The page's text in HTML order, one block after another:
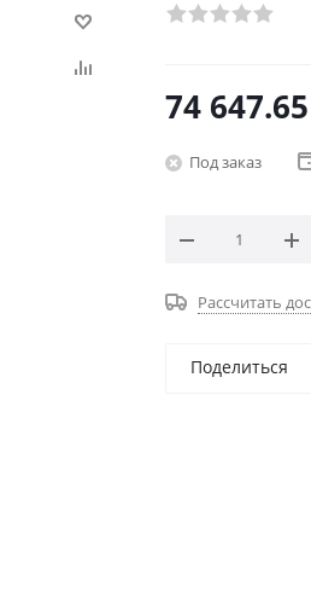
74 647.65
Под заказ
Рассчитать
Поделиться